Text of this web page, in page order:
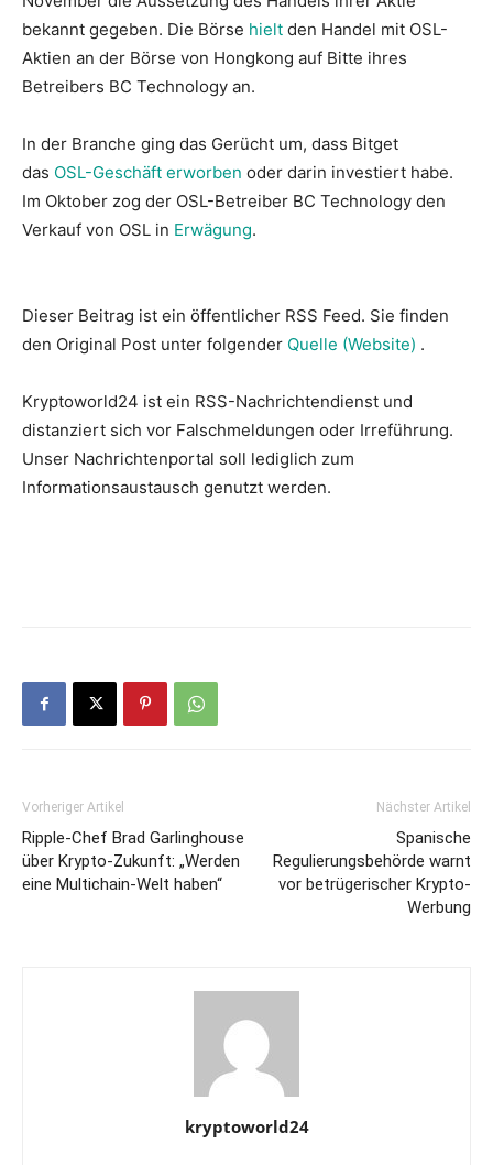
bekannt gegeben. Die Börse hielt den Handel mit OSL-
Aktien an der Börse von Hongkong auf Bitte ihres
Betreibers BC Technology an.
In der Branche ging das Gerücht um, dass Bitget
das OSL-Geschäft erworben oder darin investiert habe.
Im Oktober zog der OSL-Betreiber BC Technology den
Verkauf von OSL in Erwägung.
Dieser Beitrag ist ein öffentlicher RSS Feed. Sie finden
den Original Post unter folgender Quelle (Website) .
Kryptoworld24 ist ein RSS-Nachrichtendienst und
distanziert sich vor Falschmeldungen oder Irreführung.
Unser Nachrichtenportal soll lediglich zum
Informationsaustausch genutzt werden.
Vorheriger Artikel
Ripple-Chef Brad Garlinghouse
über Krypto-Zukunft: „Werden
eine Multichain-Welt haben“
Nächster Artikel
Spanische
Regulierungsbehörde warnt
vor betrügerischer Krypto-
Werbung
kryptoworld24